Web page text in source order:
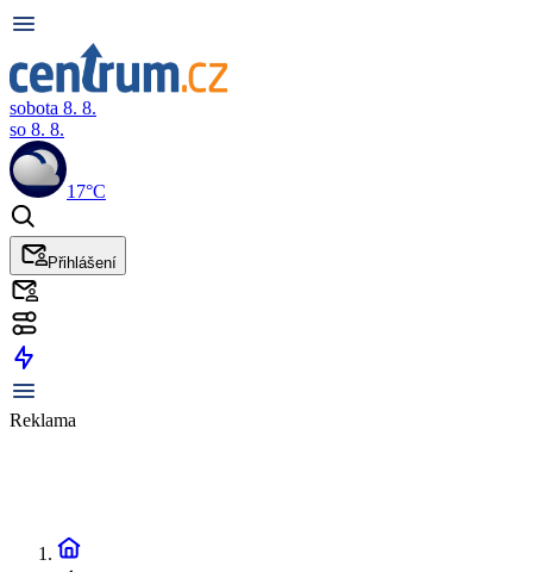
sobota 8. 8.
so 8. 8.
17°C
Přihlášení
Reklama